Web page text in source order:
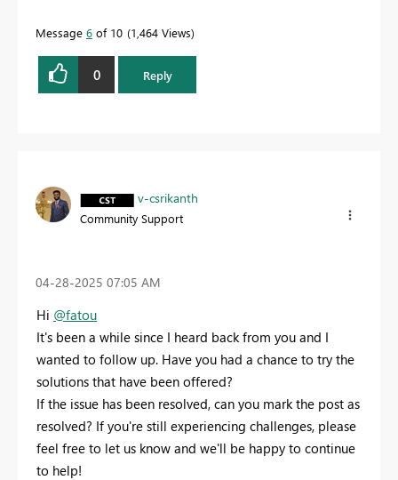
Message 6 of 10 1,464 Views
0 Reply
v-csrikanth
Community Support
‎04-28-2025 07:05 AM
Hi @fatou
It's been a while since I heard back from you and I
wanted to follow up. Have you had a chance to try the
solutions that have been offered?
If the issue has been resolved, can you mark the post as
resolved? If you're still experiencing challenges, please
feel free to let us know and we'll be happy to continue
to help!